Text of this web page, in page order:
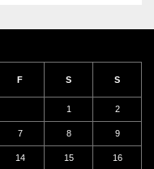
F S S
1 2
7 8 9
14 15 16